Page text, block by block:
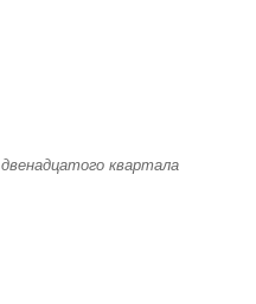
квартала